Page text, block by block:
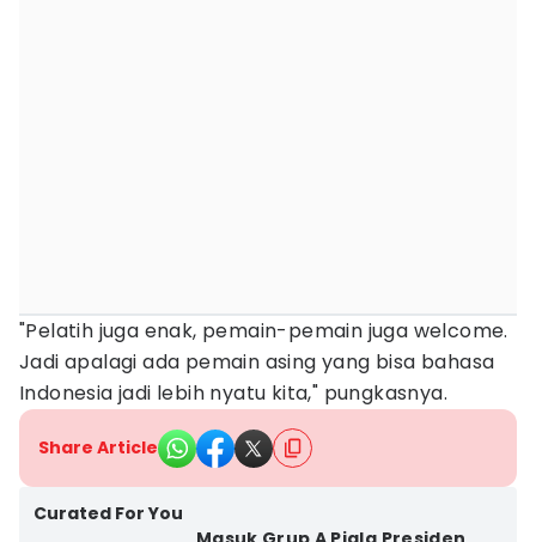
"Pelatih juga enak, pemain-pemain juga welcome.
Jadi apalagi ada pemain asing yang bisa bahasa
Indonesia jadi lebih nyatu kita," pungkasnya.
Share Article
Curated For You